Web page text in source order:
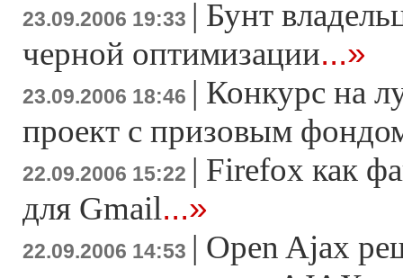
23.09.2006 19:33 | Бунт
черной оптимизации...»
23.09.2006 18:46 | Конкурс на
проект с призовым
22.09.2006 15:22 | Firefox как
для Gmail...»
22.09.2006 14:53 | Open Ajax